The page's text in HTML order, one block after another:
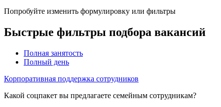
Попробуйте изменить формулировку или фильтры
Быстрые фильтры подбора вакансий
Полная занятость
Полный день
Корпоративная поддержка сотрудников
Какой соцпакет вы предлагаете семейным сотрудникам?